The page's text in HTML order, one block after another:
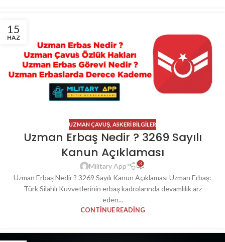
15
HAZ
UZMAN ÇAVUŞ ASKERI BILGILER
Uzman Erbaş Nedir ? 3269 Sayılı
Kanun Açıklaması
Military App 3
Uzman Erbaş Nedir ? 3269 Sayılı Kanun Açıklaması Uzman Erbaş:
Türk Silahlı Kuvvetlerinin erbaş kadrolarında devamlılık arz
eden...
CONTINUE READING